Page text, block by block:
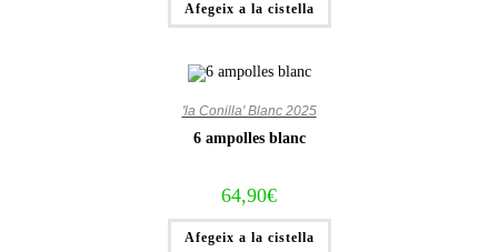
Afegeix a la cistella
'la Conilla' Blanc 2025
6 ampolles blanc
64,90€
Afegeix a la cistella